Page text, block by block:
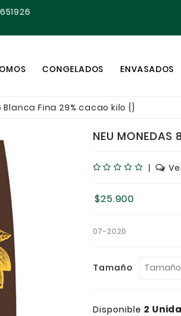
CONGELADOS ENVASADOS
Blanca Fina 29% cacao kilo {}
NEU MONEDAS
|
$25.900
07-2020
Tamaño
Disponible 2